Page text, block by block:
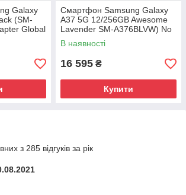
Galaxy
(SM-
Global
Смартфон Samsung Galaxy
A37 5G 12/256GB Awesome
Lavender SM-A376BLVW) No
Adapter MY
В наявності
16 595 ₴
Купити
з 285 відгуків за рік